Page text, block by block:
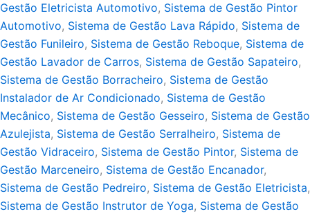
Gestão Eletricista Automotivo, Sistema de Gestão Pintor
Automotivo, Sistema de Gestão Lava Rápido, Sistema de
Gestão Funileiro, Sistema de Gestão Reboque, Sistema de
Gestão Lavador de Carros, Sistema de Gestão Sapateiro,
Sistema de Gestão Borracheiro, Sistema de Gestão
Instalador de Ar Condicionado, Sistema de Gestão
Mecânico, Sistema de Gestão Gesseiro, Sistema de Gestão
Azulejista, Sistema de Gestão Serralheiro, Sistema de
Gestão Vidraceiro, Sistema de Gestão Pintor, Sistema de
Gestão Marceneiro, Sistema de Gestão Encanador,
Sistema de Gestão Pedreiro, Sistema de Gestão Eletricista,
Sistema de Gestão Instrutor de Yoga, Sistema de Gestão